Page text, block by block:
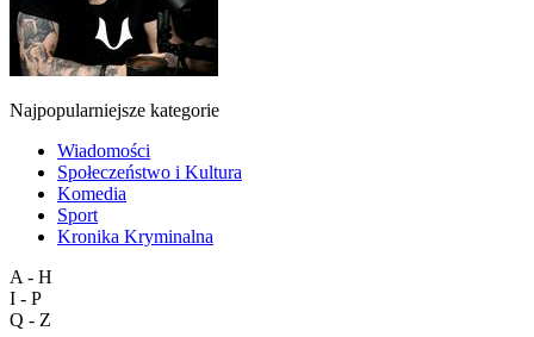
Najpopularniejsze kategorie
Wiadomości
Społeczeństwo i Kultura
Komedia
Sport
Kronika Kryminalna
A - H
I - P
Q - Z